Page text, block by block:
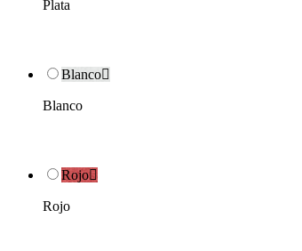
Plata
Blanco
Blanco
Rojo
Rojo